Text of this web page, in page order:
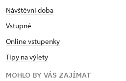
Návštěvní doba
Vstupné
Online vstupenky
Tipy na výlety
MOHLO BY VÁS ZAJÍMAT